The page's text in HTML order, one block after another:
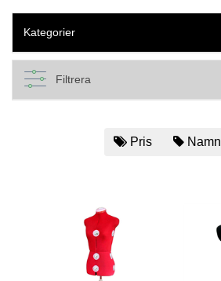
Kategorier
Filtrera
Pris Namn